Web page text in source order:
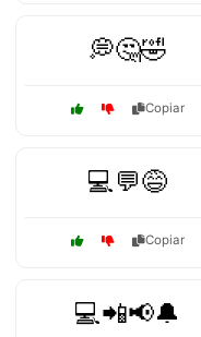
💭🤔🤣
Copiar
💻💬😅
Copiar
💻📲📢🔔